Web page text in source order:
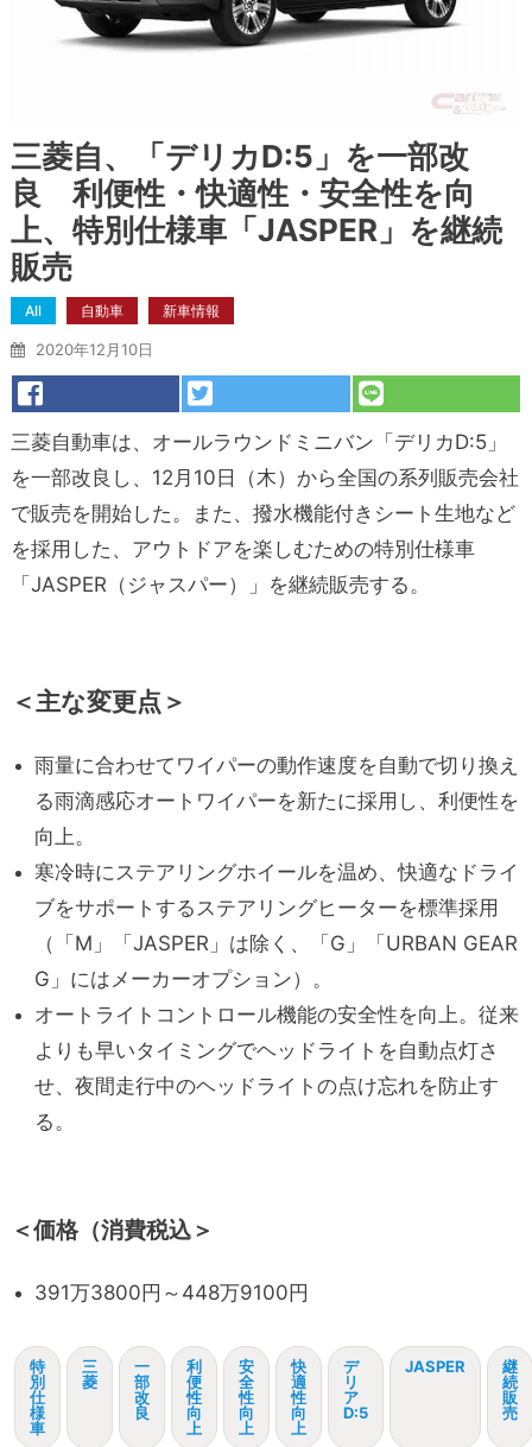
三菱自、「デリカD:5」を一部改
良 利便性・快適性・安全性を向
上、特別仕様車「JASPER」を継続
販売
All 自動車 新車情報
2020年12月10日
三菱自動車は、オールラウンドミニバン「デリカD:5」
を一部改良し、12月10日（木）から全国の系列販売会社
で販売を開始した。また、撥水機能付きシート生地など
を採用した、アウトドアを楽しむための特別仕様車
「JASPER（ジャスパー）」を継続販売する。
＜主な変更点＞
雨量に合わせてワイパーの動作速度を自動で切り換え
る雨滴感応オートワイパーを新たに採用し、利便性を
向上。
寒冷時にステアリングホイールを温め、快適なドライ
ブをサポートするステアリングヒーターを標準採用
（「M」「JASPER」は除く、「G」「URBAN GEAR
G」にはメーカーオプション）。
オートライトコントロール機能の安全性を向上。従来
よりも早いタイミングでヘッドライトを自動点灯さ
せ、夜間走行中のヘッドライトの点け忘れを防止す
る。
＜価格（消費税込＞
391万3800円～448万9100円
特
別
仕
様
車
三
菱
一
部
改
良
利
便
性
向
上
安
全
性
向
上
快
適
性
向
上
デ
リ
ア
D:5
JASPER
継
続
販
売